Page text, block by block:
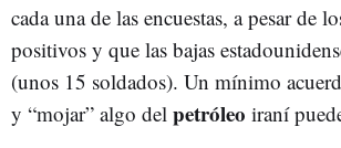
cada una de las encuestas, a pesar de
positivos y que las bajas
(unos 15 soldados). Un mínimo
y “mojar” algo del petróleo iraní